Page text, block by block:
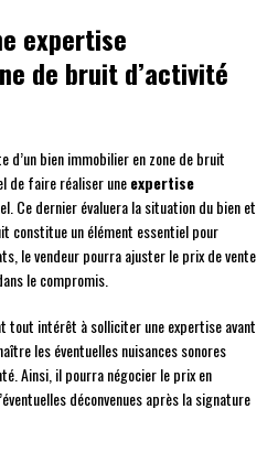
expertise
de bruit d’activité
d’un bien immobilier en zone de bruit
de faire réaliser uneexpertise
Ce dernier évaluera la situation du bien et
constitue un élément essentiel pour
le vendeur pourra ajuster le prix de vente
le compromis.
tout intérêt à solliciter une expertise avant
les éventuelles nuisances sonores
Ainsi, il pourra négocier le prix en
déconvenues après la signature